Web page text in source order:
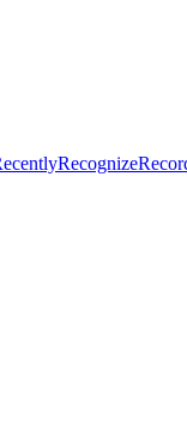
Recognize